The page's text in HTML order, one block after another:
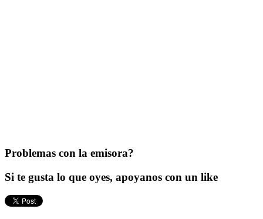
Problemas con la emisora?
Si te gusta lo que oyes, apoyanos con un like